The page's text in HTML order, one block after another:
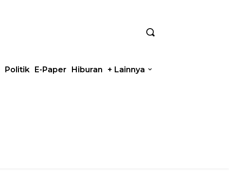
Politik E-Paper Hiburan + Lainnya